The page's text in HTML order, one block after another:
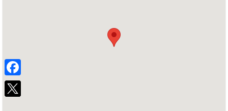
Facebook